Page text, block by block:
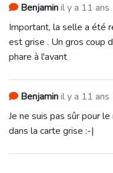
Benjaminil y a 11 ans
Important, la selle a été
est grise . Un gros coup
phare à l'avant
Benjaminil y a 11 ans
Je ne suis pas sûr pour
dans la carte grise :-|